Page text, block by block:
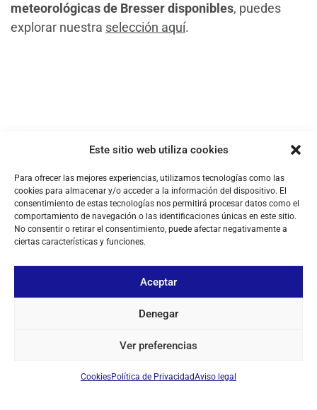
Este sitio web utiliza cookies
Para ofrecer las mejores experiencias, utilizamos tecnologías como las
cookies para almacenar y/o acceder a la información del dispositivo. El
consentimiento de estas tecnologías nos permitirá procesar datos como el
comportamiento de navegación o las identificaciones únicas en este sitio.
No consentir o retirar el consentimiento, puede afectar negativamente a
ciertas características y funciones.
Aceptar
Denegar
Ver preferencias
CookiesPolítica de PrivacidadAviso legal
meteorológicas de Bresser disponibles, puedes
explorar nuestra selección aquí.